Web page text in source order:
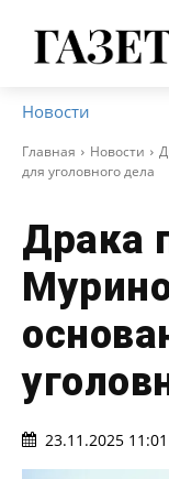
Новости
Главная Новости
для уголовного дела
Драка
23.11.2025 11:01